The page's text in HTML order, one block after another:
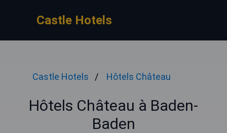
Castle Hotels
Castle Hotels Hôtels Château
Hôtels Château à Baden-
Baden